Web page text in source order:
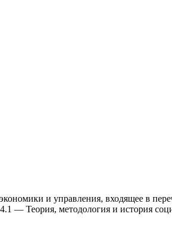
и управления, входящее в
Теория, методология и история